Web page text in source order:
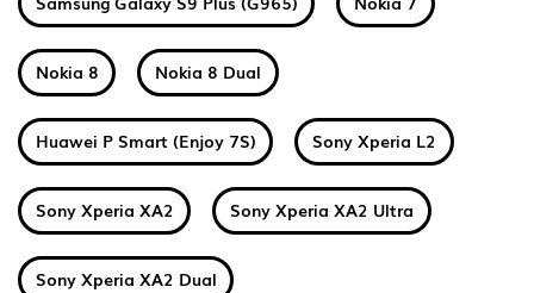
Nokia 8 Nokia 8 Dual
Huawei P Smart (Enjoy 7S) Sony Xperia L2
Sony Xperia XA2 Sony Xperia XA2 Ultra
Sony Xperia XA2 Dual